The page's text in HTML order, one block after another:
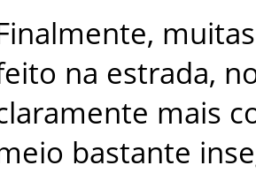
, muitas
na estrada,
mais
bastante